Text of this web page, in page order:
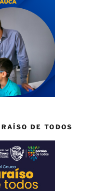
DE TODOS